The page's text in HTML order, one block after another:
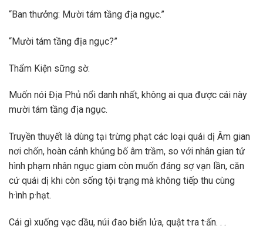
“Ban thưởng: Mười tám tầng địa ngục.”
“Mười tám tầng địa ngục?”
Thẩm Kiện sững sờ.
Muốn nói Địa Phủ nổi danh nhất, không ai qua được cái này
mười tám tầng địa ngục.
Truyền thuyết là dùng tại trừng phạt các loại quái dị Âm gian
nơi chốn, hoàn cảnh khủng bố âm trầm, so với nhân gian tử
hình phạm nhân ngục giam còn muốn đáng sợ vạn lần, căn
cứ quái dị khi còn sống tội trạng mà không tiếp thu cùng
h·ình p·hạt.
Cái gì xuống vạc dầu, núi đao biển lửa, quật t·ra t·ấn. . .